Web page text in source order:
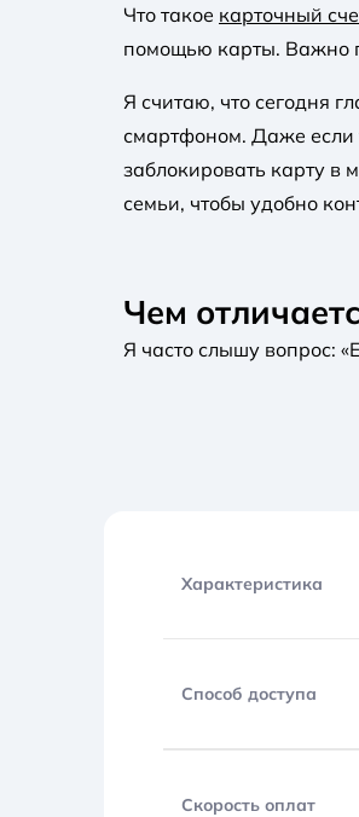
Что такое карточный
помощью карты. Важно
Я считаю, что сегодня
смартфоном. Даже если
заблокировать карту в
семьи, чтобы удобно
Чем
Я часто слышу вопрос:
Характеристика
Способ доступа
Скорость оплат